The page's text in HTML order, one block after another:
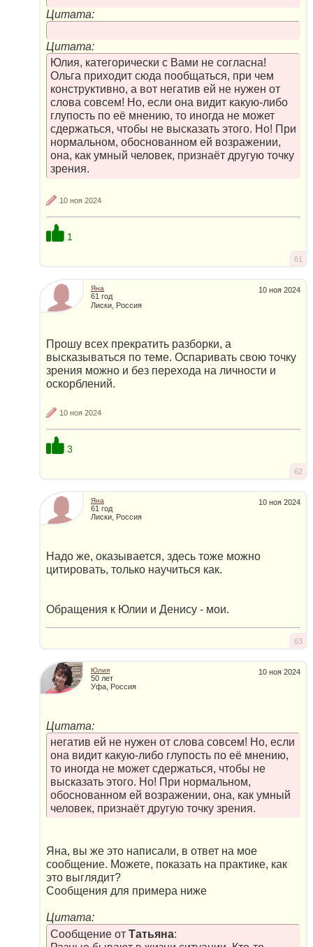
Цитата:
Цитата:
Юлия, категорически с Вами не согласна!
Ольга приходит сюда пообщаться, при чем
конструктивно, а вот негатив ей не нужен от
слова совсем! Но, если она видит какую-либо
глупость по её мнению, то иногда не может
сдержаться, чтобы не высказать этого. Но! При
нормальном, обоснованном ей возражении,
она, как умный человек, признаёт другую точку
зрения.
10 ноя 2024
1
61
10 ноя 2024
Яна
61 год
Лиски, Россия
Прошу всех прекратить разборки, а
высказываться по теме. Оспаривать свою точку
зрения можно и без перехода на личности и
оскорблений.
10 ноя 2024
3
62
10 ноя 2024
Яна
61 год
Лиски, Россия
Надо же, оказывается, здесь тоже можно
цитировать, только научиться как.
Обращения к Юлии и Денису - мои.
63
10 ноя 2024
Юлия
50 лет
Уфа, Россия
Цитата:
негатив ей не нужен от слова совсем! Но, если
она видит какую-либо глупость по её мнению,
то иногда не может сдержаться, чтобы не
высказать этого. Но! При нормальном,
обоснованном ей возражении, она, как умный
человек, признаёт другую точку зрения.
Яна, вы же это написали, в ответ на мое
сообщение. Можете, показать на практике, как
это выглядит?
Сообщения для примера ниже
Цитата:
Сообщение от Татьяна: